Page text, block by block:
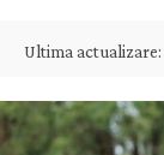
Ultima actualizare: